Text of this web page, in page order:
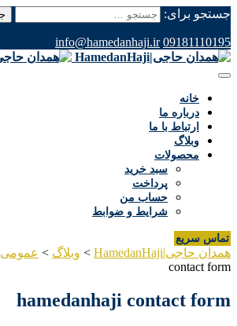
جستجو برای:
09181110195
info@hamedanhaji.ir
خانه
درباره ما
ارتباط با ما
وبلاگ
محصولات
سبد خرید
پرداخت
حساب من
شرایط و ضوابط
تماس سریع
همدان حاجی|HamedanHaji > وبلاگ > عمومی
contact form
hamedanhaji contact form